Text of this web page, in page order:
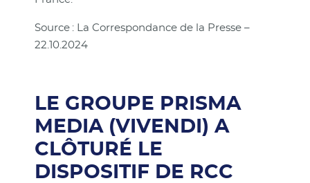
Source : La Correspondance de la Presse –
22.10.2024
LE GROUPE PRISMA
MEDIA (VIVENDI) A
CLÔTURÉ LE
DISPOSITIF DE RCC